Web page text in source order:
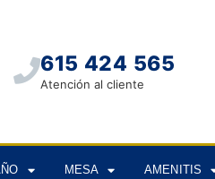
615 424 565
Atención al cliente
MESA AMENITIS